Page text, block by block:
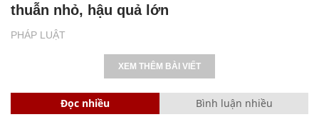
PHÁP LUẬT
thuẫn nhỏ, hậu quả lớn
XEM THÊM BÀI VIẾT
Đọc nhiều Bình luận nhiều